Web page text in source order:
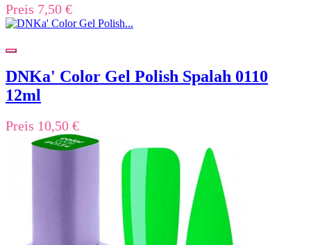
Preis 7,50 €
DNKa' Color Gel Polish Spalah 0110
12ml
Preis 10,50 €